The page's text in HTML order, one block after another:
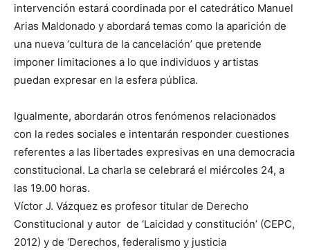
intervención estará coordinada por el catedrático Manuel
Arias Maldonado y abordará temas como la aparición de
una nueva ‘cultura de la cancelación’ que pretende
imponer limitaciones a lo que individuos y artistas
puedan expresar en la esfera pública.
Igualmente, abordarán otros fenómenos relacionados
con la redes sociales e intentarán responder cuestiones
referentes a las libertades expresivas en una democracia
constitucional. La charla se celebrará el miércoles 24, a
las 19.00 horas.
Víctor J. Vázquez es profesor titular de Derecho
Constitucional y autor de ‘Laicidad y constitución’ (CEPC,
2012) y de ‘Derechos, federalismo y justicia